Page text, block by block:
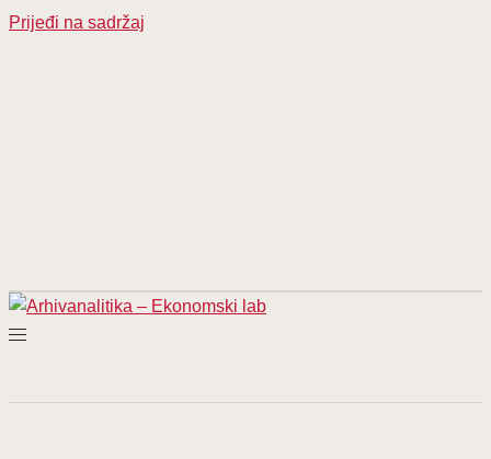
Prijeđi na sadržaj